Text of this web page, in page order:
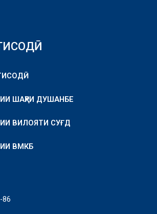
ШАҲРИ ДУШАНБЕ
ВИЛОЯТИ СУҒД
ВМКБ
86